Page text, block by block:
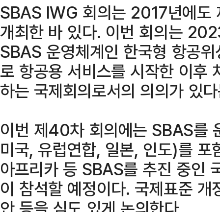
SBAS IWG 회의는 2017년에도
개최한 바 있다. 이번 회의는
SBAS 운영체계인 한국형 항공
로 항공용 서비스를 시작한 이후
하는 국제회의로서의 의의가 있
이번 제40차 회의에는 SBAS를
미국, 유럽연합, 일본, 인도)를
아프리카 등 SBAS를 추진 중인
이 참석할 예정이다. 국제표준